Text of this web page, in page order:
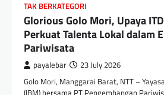
TAK BERKATEGORI
Glorious Golo Mori, Upaya
Perkuat Talenta Lokal dalam
Pariwisata
payalebar 23 July 2026
Golo Mori, Manggarai Barat, NTT –